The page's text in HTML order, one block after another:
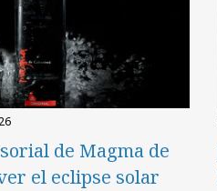
de Magma de
el eclipse solar